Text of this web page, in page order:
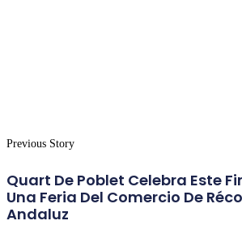
Previous Story
Quart De Poblet Celebra Este
Una Feria Del Comercio De
Andaluz